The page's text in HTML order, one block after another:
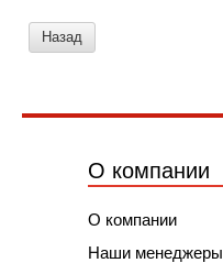
Назад
О компании
О компании
Наши менеджеры